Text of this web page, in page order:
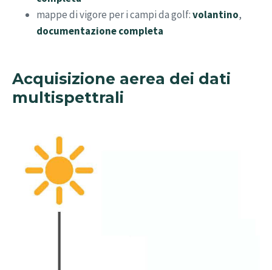
mappe di vigore per i campi da golf:volantino,
documentazione completa
Acquisizione aerea dei dati
multispettrali